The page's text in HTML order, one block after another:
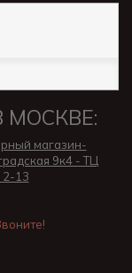
МОСКВЕ:
магазин-
9к4 - ТЦ
13